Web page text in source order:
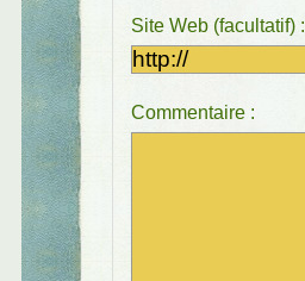
Site Web (facultatif) :
Commentaire :